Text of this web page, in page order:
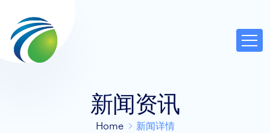
新闻资讯
Home 新闻详情